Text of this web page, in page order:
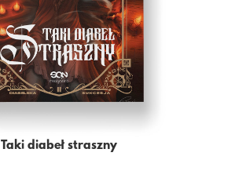
Taki diabeł straszny